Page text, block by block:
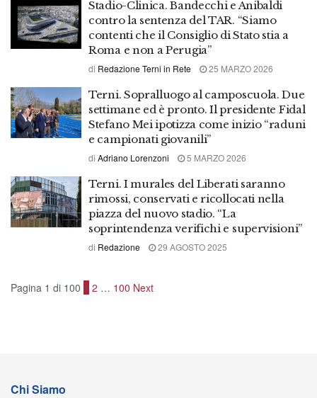
Stadio-Clinica. Bandecchi e Anibaldi
contro la sentenza del TAR. “Siamo
contenti che il Consiglio di Stato stia a
Roma e non a Perugia”
di Redazione Terni in Rete 25 MARZO 2026
Terni. Sopralluogo al camposcuola. Due
settimane ed è pronto. Il presidente Fidal
Stefano Mei ipotizza come inizio “raduni
e campionati giovanili”
di Adriano Lorenzoni 5 MARZO 2026
Terni. I murales del Liberati saranno
rimossi, conservati e ricollocati nella
piazza del nuovo stadio. “La
soprintendenza verifichi e supervisioni”
di Redazione 29 AGOSTO 2025
Pagina 1 di 100 1 2 … 100 Next
Chi Siamo